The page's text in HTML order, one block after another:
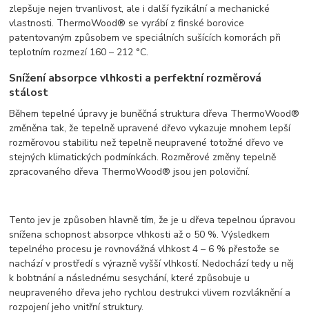
zlepšuje nejen trvanlivost, ale i další fyzikální a mechanické
vlastnosti. ThermoWood® se vyrábí z finské borovice
patentovaným způsobem ve speciálních sušících komorách při
teplotním rozmezí 160 – 212 °C.
Snížení absorpce vlhkosti a perfektní rozměrová
stálost
Během tepelné úpravy je buněčná struktura dřeva ThermoWood®
změněna tak, že tepelně upravené dřevo vykazuje mnohem lepší
rozměrovou stabilitu než tepelně neupravené totožné dřevo ve
stejných klimatických podmínkách. Rozměrové změny tepelně
zpracovaného dřeva ThermoWood® jsou jen poloviční.
Tento jev je způsoben hlavně tím, že je u dřeva tepelnou úpravou
snížena schopnost absorpce vlhkosti až o 50 %. Výsledkem
tepelného procesu je rovnovážná vlhkost 4 – 6 % přestože se
nachází v prostředí s výrazně vyšší vlhkostí. Nedochází tedy u něj
k bobtnání a následnému sesychání, které způsobuje u
neupraveného dřeva jeho rychlou destrukci vlivem rozvláknění a
rozpojení jeho vnitřní struktury.